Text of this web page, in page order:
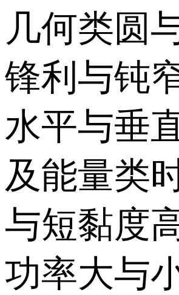
几何类圆
锋利与钝
水平与垂
及能量类
与短黏度
功率大与